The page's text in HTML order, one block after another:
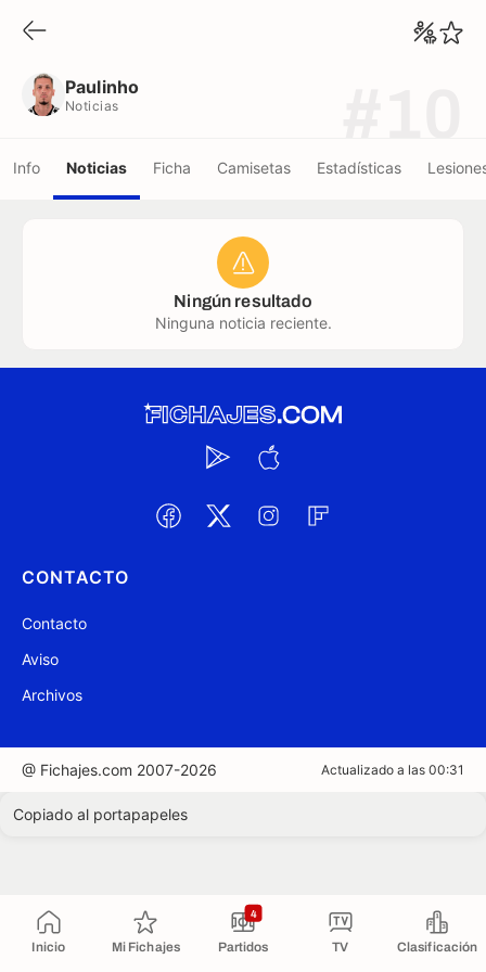
Inicio Mi Fichajes Partidos
4
TV Clasificación
Paulinho
Noticias
Info Noticias Ficha Camisetas Estadísticas
Ningún resultado
Ninguna noticia reciente.
CONTACTO
Contacto
Aviso
Archivos
@ Fichajes.com 2007-2026 Actualizado a las 00:31
Copiado al portapapeles